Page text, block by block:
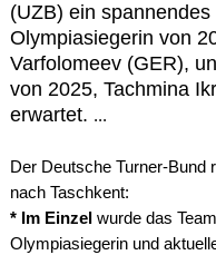
(UZB) ein
Olympiasiegerin von
Varfolomeev (GER),
von 2025, Tachmina
erwartet. ...
Der Deutsche Turner-Bund
nach Taschkent:
* Im Einzel wurde das
Olympiasiegerin und